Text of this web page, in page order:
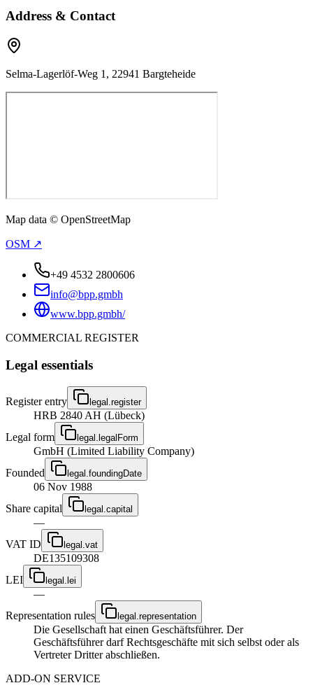
Address & Contact
Selma-Lagerlöf-Weg 1, 22941 Bargteheide
Map data © OpenStreetMap
OSM ↗
+49 4532 2800606
info@bpp.gmbh
www.bpp.gmbh/
COMMERCIAL REGISTER
Legal essentials
Register entry legal.register
HRB 2840 AH (Lübeck)
Legal form
legal.legalForm
GmbH (Limited Liability Company)
Founded
legal.foundingDate
06 Nov 1988
Share capital
legal.capital
—
VAT ID
legal.vat
DE135109308
LEI
legal.lei
—
Representation rules
legal.representation
Die Gesellschaft hat einen Geschäftsführer. Der
Geschäftsführer darf Rechtsgeschäfte mit sich selbst oder als
Vertreter Dritter abschließen.
ADD-ON SERVICE